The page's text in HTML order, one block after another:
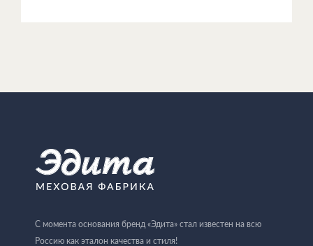
С момента основания бренд «Эдита» стал известен на всю
Россию как эталон качества и стиля!